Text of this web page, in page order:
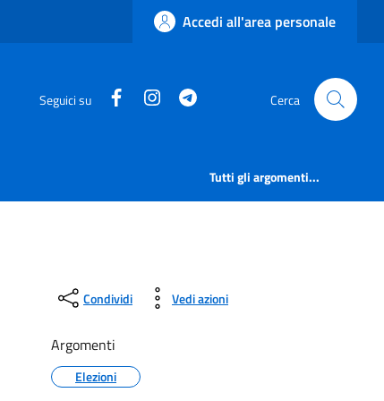
Accedi all'area personale
Seguici su FacebookInstagram Cerca
Tutti gli argomenti...
Condividi Vedi azioni
Argomenti
Elezioni